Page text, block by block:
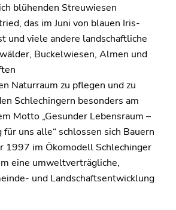
blühenden Streuwiesen
das im Juni von blauen Iris-
und viele andere landschaftliche
Buckelwiesen, Almen und
Naturraum zu pflegen und zu
Schlechingern besonders am
Motto „Gesunder Lebensraum –
uns alle“ schlossen sich Bauern
1997 im Ökomodell Schlechinger
eine umweltverträgliche,
und Landschaftsentwicklung